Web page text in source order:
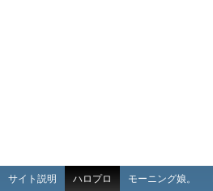
メインメニュー
メインコンテンツへ移動
サブコンテンツへ移動
サイト説明 ハロプロ モーニング娘。